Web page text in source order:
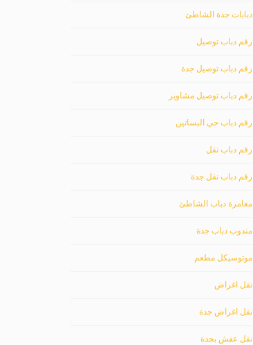
دبابات جدة الشاطئ
رقم دباب توصيل
رقم دباب توصيل جدة
رقم دباب توصيل مشاوير
رقم دباب حي البساتين
رقم دباب نقل
رقم دباب نقل جدة
مغامرة دباب الشاطئ
مندوب دباب جدة
موتوسيكل مطعم
نقل اغراض
نقل اغراض جدة
نقل عفش بجدة